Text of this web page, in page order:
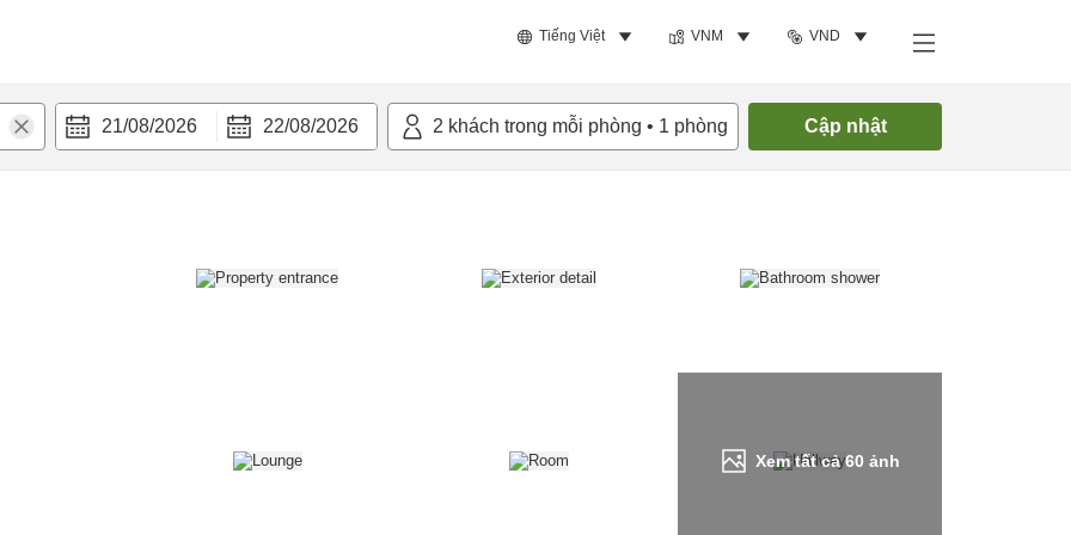
Tiếng Việt VNM VND
21/08/2026 22/08/2026 2 khách trong mỗi phòng • 1 phòng Cập nhật
Xem tất cả60 ảnh
nghi Tìm phòng trống